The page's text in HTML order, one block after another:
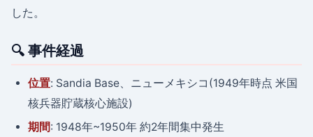
した。
🔍 事件経過
位置: Sandia Base、ニューメキシコ(1949年時点 米国
核兵器貯蔵核心施設)
期間: 1948年~1950年 約2年間集中発生